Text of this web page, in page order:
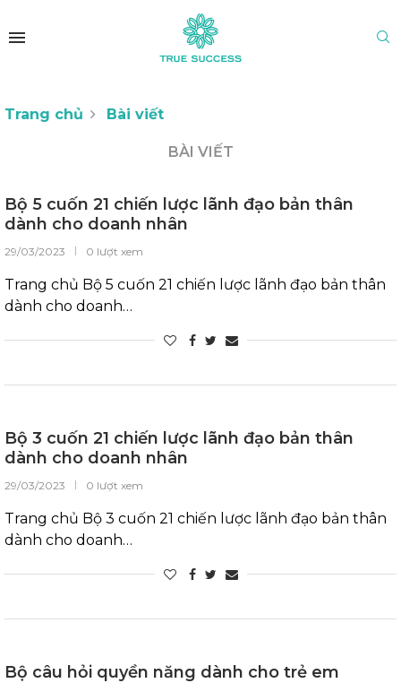
Trang chủ Bài viết
BÀI VIẾT
Bộ 5 cuốn 21 chiến lược lãnh đạo bản thân
dành cho doanh nhân
29/03/2023 0 lượt xem
Trang chủ Bộ 5 cuốn 21 chiến lược lãnh đạo bản thân
dành cho doanh…
Bộ 3 cuốn 21 chiến lược lãnh đạo bản thân
dành cho doanh nhân
29/03/2023 0 lượt xem
Trang chủ Bộ 3 cuốn 21 chiến lược lãnh đạo bản thân
dành cho doanh…
Bộ câu hỏi quyền năng dành cho trẻ em